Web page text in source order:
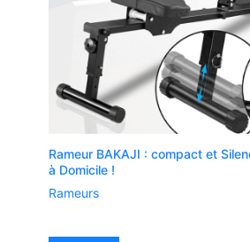
Rameur BAKAJI : compact et
à Domicile !
Rameurs